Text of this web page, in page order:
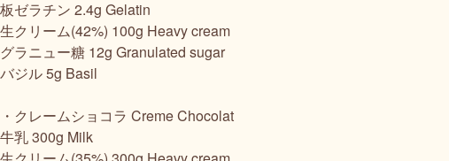
板ゼラチン 2.4g Gelatin
生クリーム(42%) 100g Heavy cream
グラニュー糖 12g Granulated sugar
バジル 5g Basil
・クレームショコラ Creme Chocolat
牛乳 300g Milk